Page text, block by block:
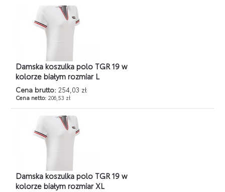
Damska koszulka polo TGR 19 w
kolorze białym rozmiar L
Cena brutto: 254,03 zł
Cena netto: 206,53 zł
Damska koszulka polo TGR 19 w
kolorze białym rozmiar XL